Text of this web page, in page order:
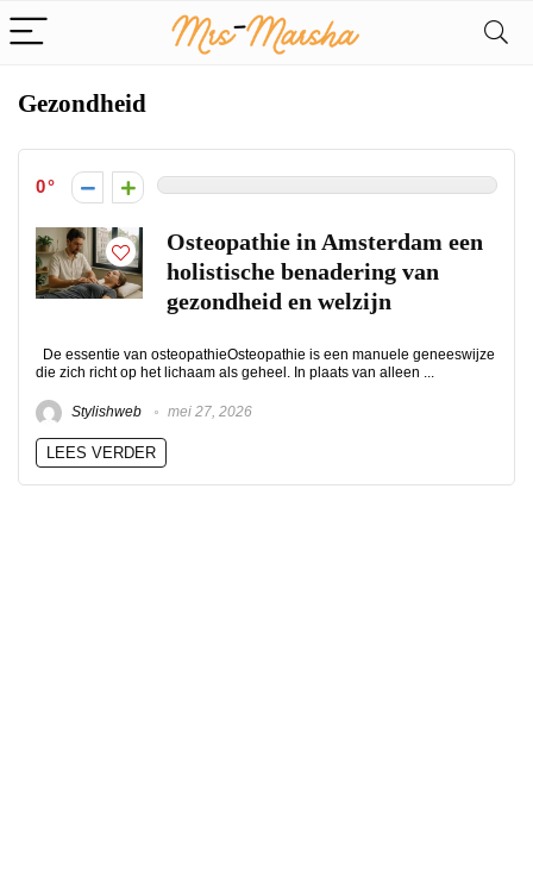
Gezondheid
0
Osteopathie in Amsterdam een
holistische benadering van
gezondheid en welzijn
De essentie van osteopathieOsteopathie is een manuele geneeswijze
die zich richt op het lichaam als geheel. In plaats van alleen ...
Stylishweb mei 27, 2026
LEES VERDER